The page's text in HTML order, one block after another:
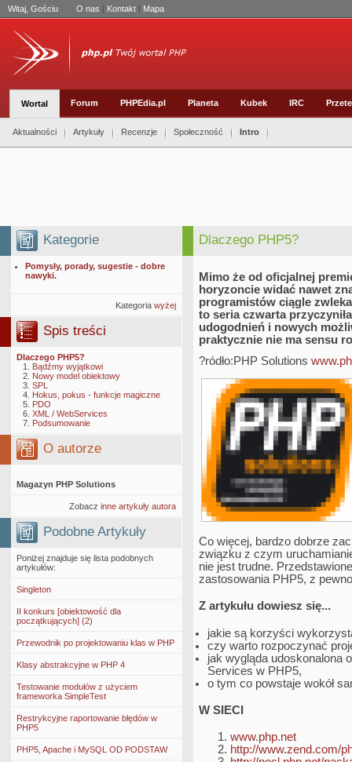
Witaj, Gościu O nas | Kontakt | Mapa
Wortal Forum PHPEdia.pl Planeta Kubek IRC
Aktualności Artykuły Recenzje Społeczność Intro
Kategorie
Pomysły, porady, sugestie - dobre
nawyki.
Kategoria wyżej
Spis treści
Dlaczego PHP5?
Bądźmy wyjątkowi
Nowy model obiektowy
SPL
Hokus, pokus - funkcje magiczne
PDO
XML / WebServices
Podsumowanie
O autorze
Magazyn PHP Solutions
Zobacz inne artykuły autora
Podobne Artykuły
Poniżej znajduje się lista podobnych
artykułów:
Singleton
II konkurs [obiektowość dla
początkujących] (2)
Przewodnik po projektowaniu klas w PHP
Klasy abstrakcyjne w PHP 4
Testowanie modułów z użyciem
frameworka SimpleTest
Restrykcyjne raportowanie błędów w
PHP5
PHP5, Apache i MySQL OD PODSTAW
Dlaczego PHP5?
Mimo że od oficjalnej
horyzoncie widać nawet
programistów ciągle
to seria czwarta
udogodnień i nowych
praktycznie nie ma sensu
?ródło:PHP Solutions
Co więcej, bardzo dobrze
związku z czym
nie jest trudne.
zastosowania PHP5, z
Z artykułu dowiesz się...
jakie są korzyści
czy warto rozpoczynać
jak wygląda udoskonalona
Services w PHP5,
o tym co powstaje wokół
W SIECI
www.php.net
http://www.zend.com/